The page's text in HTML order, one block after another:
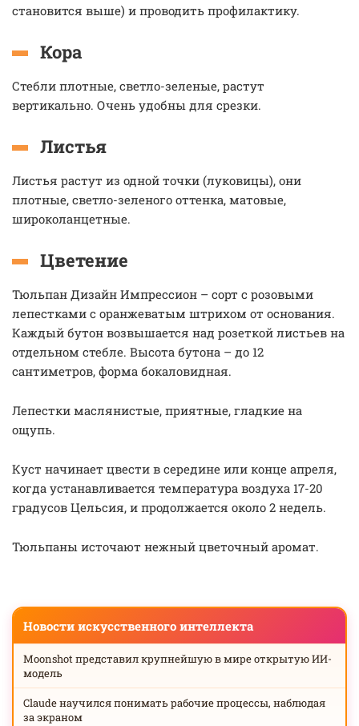
становится выше) и проводить профилактику.
Кора
Стебли плотные, светло-зеленые, растут
вертикально. Очень удобны для срезки.
Листья
Листья растут из одной точки (луковицы), они
плотные, светло-зеленого оттенка, матовые,
широколанцетные.
Цветение
Тюльпан Дизайн Импрессион – сорт с розовыми
лепестками с оранжеватым штрихом от основания.
Каждый бутон возвышается над розеткой листьев на
отдельном стебле. Высота бутона – до 12
сантиметров, форма бокаловидная.
Лепестки маслянистые, приятные, гладкие на
ощупь.
Куст начинает цвести в середине или конце апреля,
когда устанавливается температура воздуха 17-20
градусов Цельсия, и продолжается около 2 недель.
Тюльпаны источают нежный цветочный аромат.
Новости искусственного интеллекта
Moonshot представил крупнейшую в мире открытую ИИ-
модель
Claude научился понимать рабочие процессы, наблюдая
за экраном